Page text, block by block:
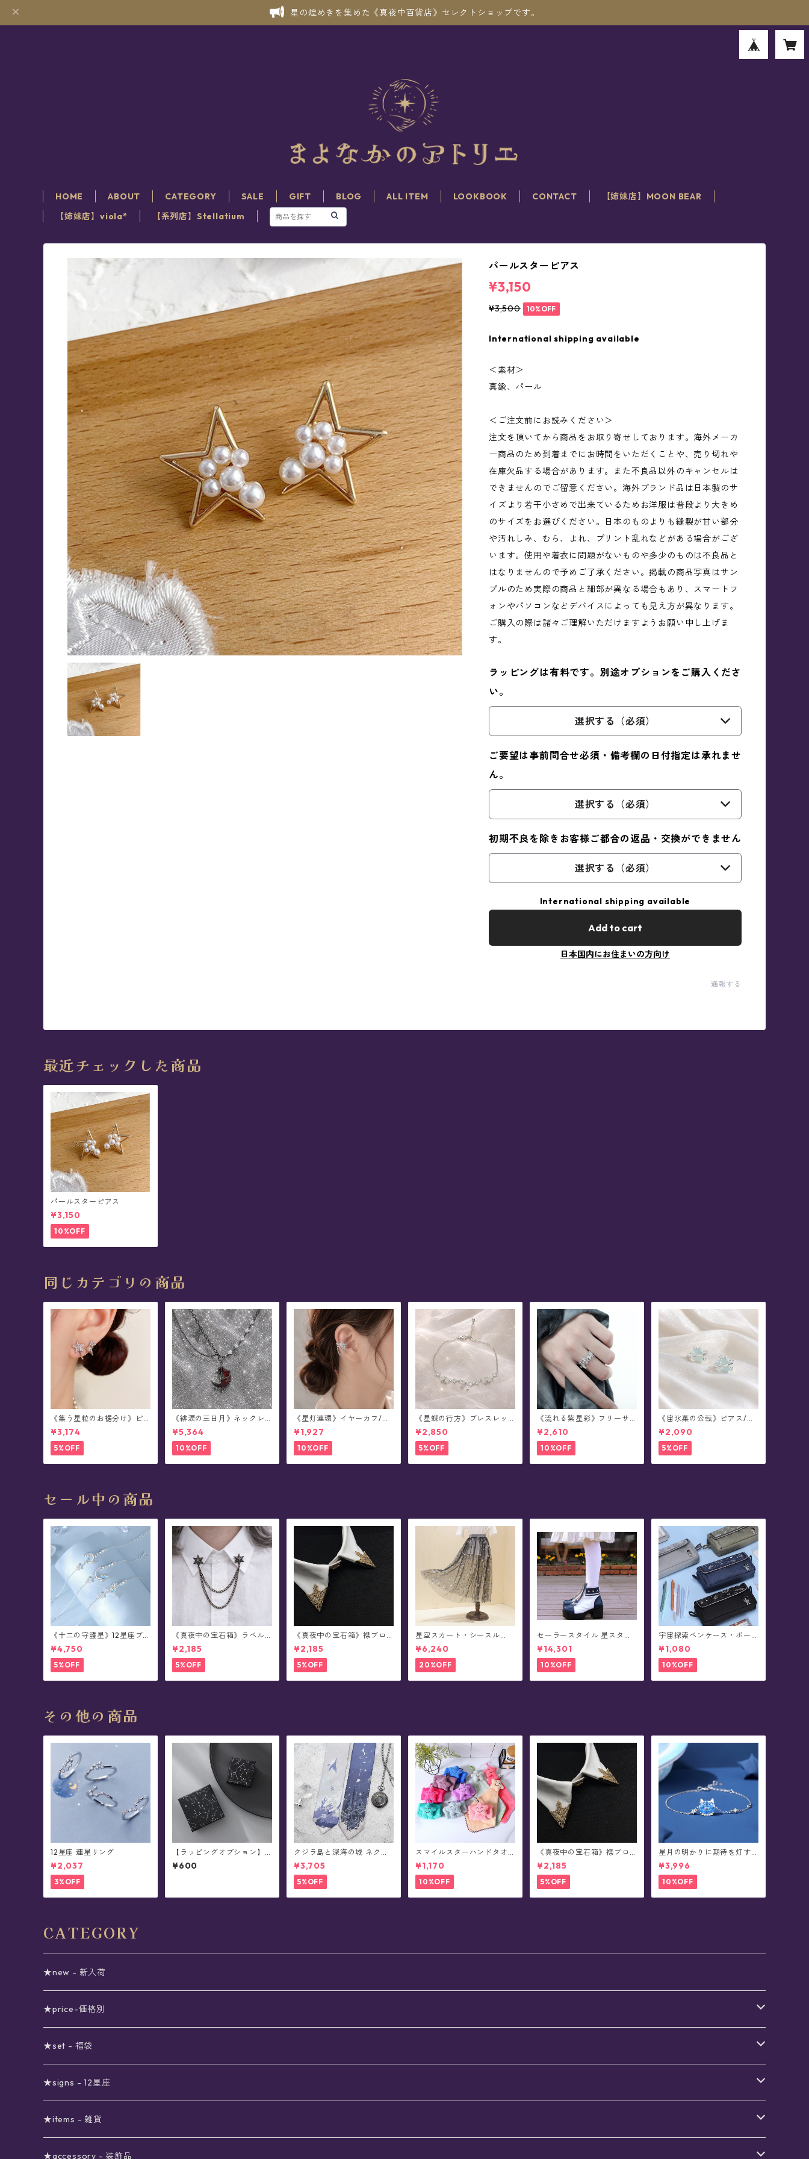
星の煌めきを集めた《真夜中百貨店》セレクトショップです。
HOME ABOUT CATEGORY SALE GIFT BLOG ALL ITEM LOOKBOOK CONTACT
【姉妹店】MOON BEAR
【姉妹店】viola*
【系列店】Stellatium
パールスターピアス
¥3,150
¥3,500 10%OFF
International shipping available
＜素材＞
真鍮、パール
＜ご注文前にお読みください＞
注文を頂いてから商品をお取り寄せしております。海外メーカ
ー商品のため到着までにお時間をいただくことや、売り切れや
在庫欠品する場合があります。また不良品以外のキャンセルは
できませんのでご留意ください。海外ブランド品は日本製のサ
イズより若干小さめで出来ているためお洋服は普段より大きめ
のサイズをお選びください。日本のものよりも縫製が甘い部分
や汚れしみ、むら、よれ、プリント乱れなどがある場合がござ
います。使用や着衣に問題がないものや多少のものは不良品と
はなりませんので予めご了承ください。掲載の商品写真はサン
プルのため実際の商品と細部が異なる場合もあり、スマートフ
ォンやパソコンなどデバイスによっても見え方が異なります。
ご購入の際は諸々ご理解いただけますようお願い申し上げま
す。
ラッピングは有料です。別途オプションをご購入くださ
い。
選択する（必須）
ご要望は事前問合せ必須・備考欄の日付指定は承れませ
ん。
選択する（必須）
初期不良を除きお客様ご都合の返品・交換ができません
選択する（必須）
International shipping available
Add to cart
日本国内にお住まいの方向け
通報する
最近チェックした商品
パールスターピアス
¥3,150
10%OFF
同じカテゴリの商品
《集う星粒のお裾分け》ピ
アス
¥3,174
5%OFF
《緋涙の三日月》ネックレ
ス
¥5,364
10%OFF
《星灯連環》イヤーカフ/イ
ヤークリップ/イヤリング(片
耳用)
¥1,927
10%OFF
《星蝶の行方》ブレスレッ
ト(全2色)
¥2,850
5%OFF
《流れる紫星彩》フリーサ
イズ・リング
¥2,610
10%OFF
《宙氷菓の公転》ピアス/イ
ヤリング
¥2,090
5%OFF
セール中の商品
《十二の守護星》12星座ブ
レスレット
¥4,750
5%OFF
《真夜中の宝石箱》ラペル
ブローチ(襟ブローチ)/チェ
ーン付きタックピン(全78種)
¥2,185
5%OFF
《真夜中の宝石箱》襟ブロ
ーチ/カラータックピン(2個
セット/全5色)
¥2,185
5%OFF
星空スカート・シースル
ー・ チュール - Alpheratz
(全3色x3種)
¥6,240
20%OFF
セーラースタイル 星スタッ
ズ ショートブーツ(全3色)
¥14,301
10%OFF
宇宙探索ペンケース・ポー
チ(全4色)
¥1,080
10%OFF
その他の商品
12星座 連星リング
¥2,037
3%OFF
【ラッピングオプション】
アクセサリー用ギフトボッ
クス※単品購入不可
¥600
クジラ島と深海の城 ネクタ
イ/ショートタイ/リボンタ
イ/リボン(全8種)
¥3,705
5%OFF
スマイルスターハンドタオ
ル(全10色)
¥1,170
10%OFF
《真夜中の宝石箱》襟ブロ
ーチ/カラータックピン(2個
セット/全5色)
¥2,185
5%OFF
星月の明かりに期待を灯す
ネコの腕飾り(ブレスレット)
¥3,996
10%OFF
CATEGORY
★new - 新入荷
★price-価格別
セール
真夜中のSALE
予約限定SALE
〜1000円
〜2000円
〜3000円
★set - 福袋
12星座福袋
星の市福袋
★signs - 12星座
12星座ギフトセット
★items - 雑貨
ステーショナリー
★accessory - 装飾品